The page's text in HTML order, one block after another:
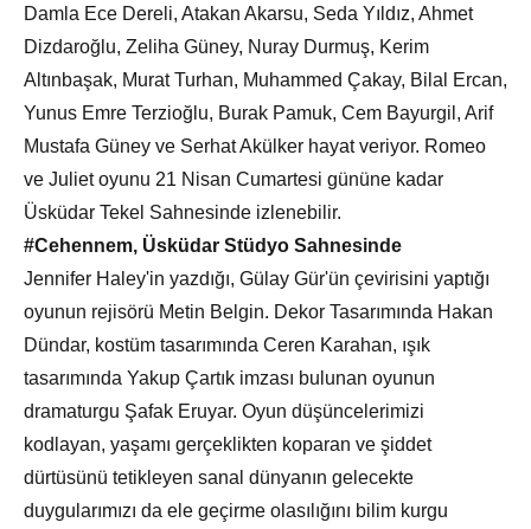
Damla Ece Dereli, Atakan Akarsu, Seda Yıldız, Ahmet
Dizdaroğlu, Zeliha Güney, Nuray Durmuş, Kerim
Altınbaşak, Murat Turhan, Muhammed Çakay, Bilal Ercan,
Yunus Emre Terzioğlu, Burak Pamuk, Cem Bayurgil, Arif
Mustafa Güney ve Serhat Akülker hayat veriyor. Romeo
ve Juliet oyunu 21 Nisan Cumartesi gününe kadar
Üsküdar Tekel Sahnesinde izlenebilir.
#Cehennem, Üsküdar Stüdyo Sahnesinde
Jennifer Haley'in yazdığı, Gülay Gür'ün çevirisini yaptığı
oyunun rejisörü Metin Belgin. Dekor Tasarımında Hakan
Dündar, kostüm tasarımında Ceren Karahan, ışık
tasarımında Yakup Çartık imzası bulunan oyunun
dramaturgu Şafak Eruyar. Oyun düşüncelerimizi
kodlayan, yaşamı gerçeklikten koparan ve şiddet
dürtüsünü tetikleyen sanal dünyanın gelecekte
duygularımızı da ele geçirme olasılığını bilim kurgu